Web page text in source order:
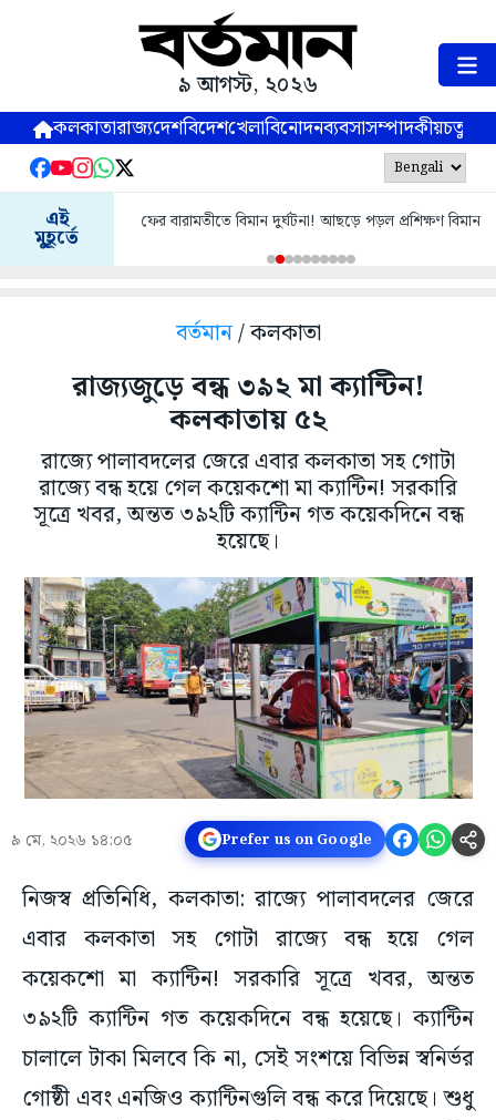
৯ আগস্ট, ২০২৬
কলকাতারাজ্যদেশবিদেশখেলাবিনোদনব্যবসাসম্পাদকীয়
এই
মুহূর্তে
ফের বারামতীতে বিমান দুর্ঘটনা! আছড়ে পড়ল প্রশিক্ষণ বিমান
বর্তমান/ কলকাতা
রাজ্যজুড়ে বন্ধ ৩৯২ মা ক্যান্টিন!
কলকাতায় ৫২
রাজ্যে পালাবদলের জেরে এবার কলকাতা সহ গোটা
রাজ্যে বন্ধ হয়ে গেল কয়েকশো মা ক্যান্টিন! সরকারি
সূত্রে খবর, অন্তত ৩৯২টি ক্যান্টিন গত কয়েকদিনে বন্ধ
হয়েছে।
৯ মে, ২০২৬ ১৪:০৫ Prefer us on Google
নিজস্ব প্রতিনিধি, কলকাতা: রাজ্যে পালাবদলের জেরে
এবার কলকাতা সহ গোটা রাজ্যে বন্ধ হয়ে গেল
কয়েকশো মা ক্যান্টিন! সরকারি সূত্রে খবর, অন্তত
৩৯২টি ক্যান্টিন গত কয়েকদিনে বন্ধ হয়েছে। ক্যান্টিন
চালালে টাকা মিলবে কি না, সেই সংশয়ে বিভিন্ন স্বনির্ভর
গোষ্ঠী এবং এনজিও ক্যান্টিনগুলি বন্ধ করে দিয়েছে। শুধু